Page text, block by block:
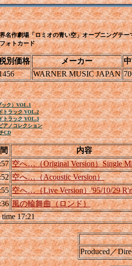
名作劇場「ロミオの青い空」オープニングテー
ォトカード
別価格 メーカー
WARNER MUSIC JAPAN
ック）VOL.1
トラック VOL.2
トラック VOL.3
アノコレクション
CD
内容
空へ…（Original Version）Single
空へ…（Acoustic Version）
空へ…（Live Version）'95/10/29
風の輪舞曲（ロンド）
time 17:21
Produced／